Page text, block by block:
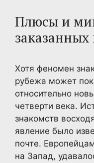
Плюсы и
заказанных
Хотя феномен
рубежа может
относительно
четверти века.
знакомств
явление было
почте.
на Запад,